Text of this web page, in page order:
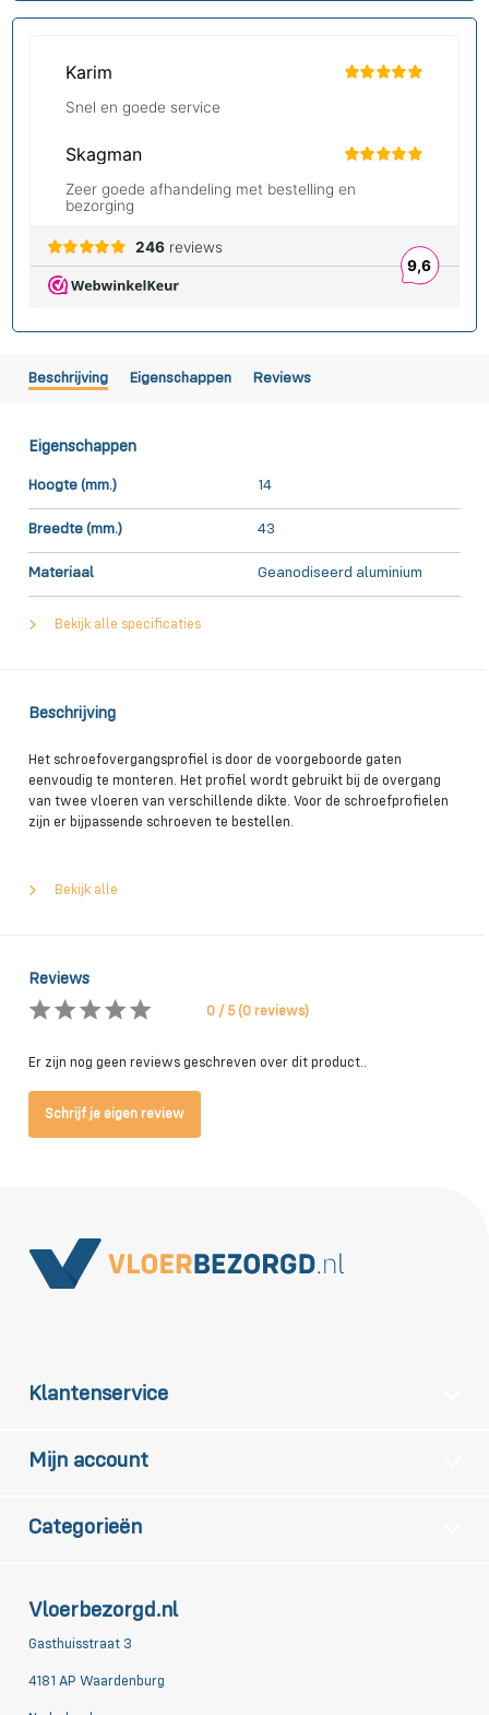
Beschrijving Eigenschappen Reviews
Eigenschappen
Hoogte (mm.) 14
Breedte (mm.) 43
Materiaal Geanodiseerd aluminium
Bekijk alle specificaties
Beschrijving
Het schroefovergangsprofiel is door de voorgeboorde gaten
eenvoudig te monteren. Het profiel wordt gebruikt bij de overgang
van twee vloeren van verschillende dikte. Voor de schroefprofielen
zijn er bijpassende schroeven te bestellen.
Bekijk alle
Reviews
0 / 5 (0 reviews)
Er zijn nog geen reviews geschreven over dit product..
Schrijf je eigen review
Vloerbezorgd.nl
Gasthuisstraat 3
4181 AP Waardenburg
Klantenservice
Mijn account
Categorieën